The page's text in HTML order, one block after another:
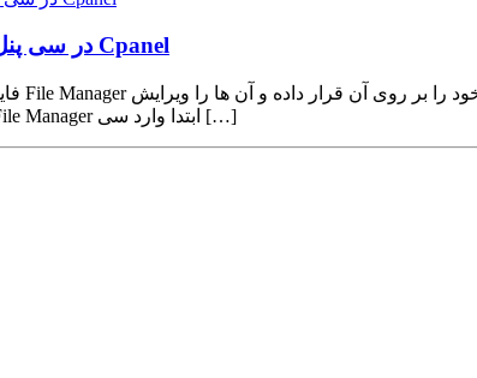
نحوه کار با فایل منیجر File Manager در سی پنل Cpanel
و مدیریت کنید. برای دسترسی به فایل منیجر File Manager ابتدا وارد سی […]